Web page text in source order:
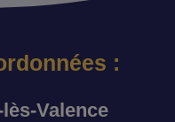
:
Valence